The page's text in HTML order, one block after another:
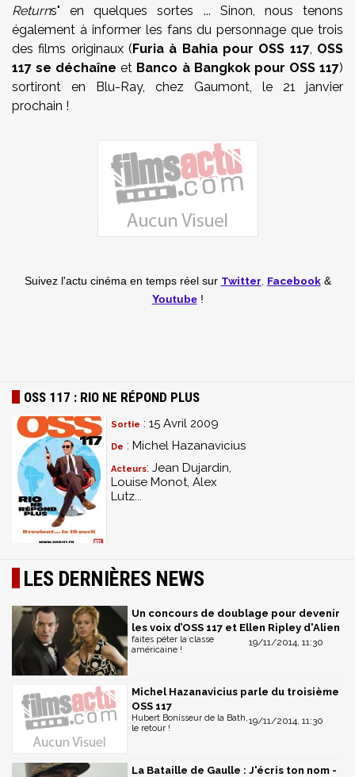
Returns" en quelques sortes ... Sinon, nous tenons
également à informer les fans du personnage que trois
des films originaux (Furia à Bahia pour OSS 117, OSS
117 se déchaîne et Banco à Bangkok pour OSS 117)
sortiront en Blu-Ray, chez Gaumont, le 21 janvier
prochain !
Suivez l'actu cinéma en temps réel sur Twitter Facebook&
Youtube!
OSS 117 : RIO NE RÉPOND PLUS
Sortie : 15 Avril 2009
De : Michel Hazanavicius
Acteurs: Jean Dujardin,
Louise Monot, Alex
Lutz...
LES DERNIÈRES NEWS
Un concours de doublage pour devenir
les voix d’OSS 117 et Ellen Ripley d'Alien
19/11/2014, 11:30
faites péter la classe
américaine !
Michel Hazanavicius parle du troisième
OSS 117
19/11/2014, 11:30
Hubert Bonisseur de la Bath,
le retour !
La Bataille de Gaulle : J'écris ton nom -